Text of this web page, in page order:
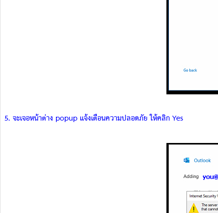
5. จะเจอหน้าต่าง popup แจ้งเตือนความปลอดภัย ให้คลิก Yes